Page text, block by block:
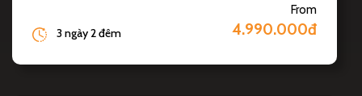
From
4.990.000đ
3 ngày 2 đêm